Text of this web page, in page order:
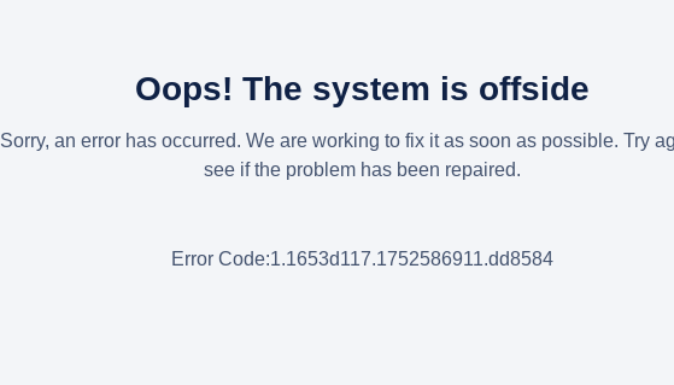
Oops! The system is offside
Sorry, an error has occurred. We are working to fix it as soon as possible. Try
see if the problem has been repaired.
Error Code:1.1653d117.1752586911.dd8584